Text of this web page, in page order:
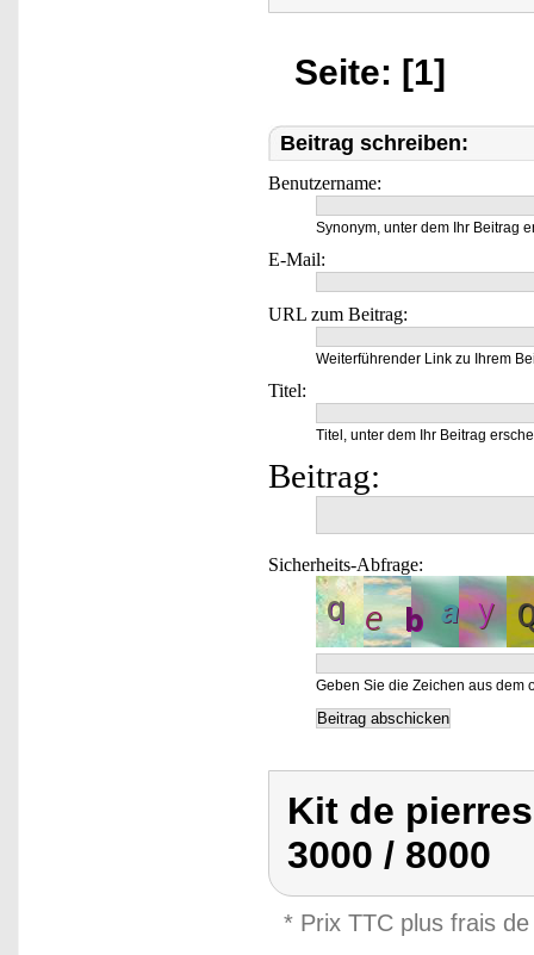
Seite: [1]
Beitrag schreiben:
Benutzername:
Synonym, unter dem Ihr Beitrag
E-Mail:
URL zum Beitrag:
Weiterführender Link zu Ihrem
Titel:
Titel, unter dem Ihr Beitrag
Beitrag:
Sicherheits-Abfrage:
Geben Sie die Zeichen aus dem
Kit de
3000 / 8000
* Prix TTC plus frais